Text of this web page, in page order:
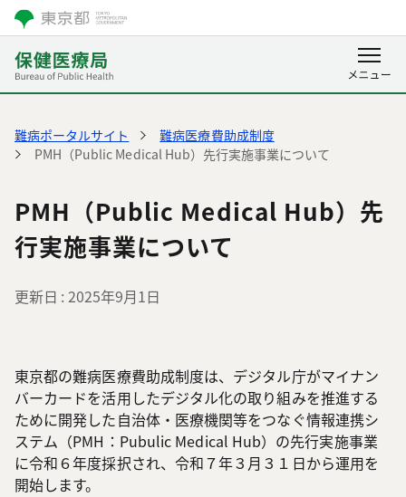
難病ポータルサイト
難病医療費助成制度
PMH（Public Medical Hub）先行実施事業について
PMH（Public Medical Hub）先
行実施事業について
更新日 2025年9月1日
東京都の難病医療費助成制度は、デジタル庁がマイナン
バーカードを活用したデジタル化の取り組みを推進する
ために開発した自治体・医療機関等をつなぐ情報連携シ
ステム（PMH：Pubulic Medical Hub）の先行実施事業
に令和６年度採択され、令和７年３月３１日から運用を
開始します。